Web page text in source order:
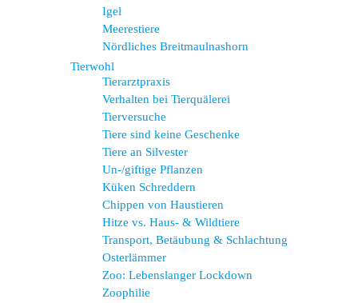
Igel
Meerestiere
Nördliches Breitmaulnashorn
Tierwohl
Tierarztpraxis
Verhalten bei Tierquälerei
Tierversuche
Tiere sind keine Geschenke
Tiere an Silvester
Un-/giftige Pflanzen
Küken Schreddern
Chippen von Haustieren
Hitze vs. Haus- & Wildtiere
Transport, Betäubung & Schlachtung
Osterlämmer
Zoo: Lebenslanger Lockdown
Zoophilie